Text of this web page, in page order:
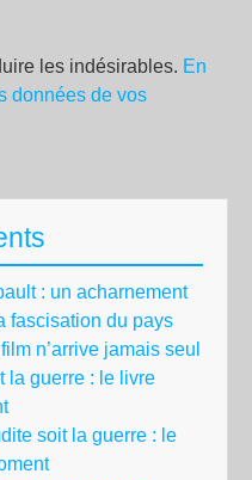
les indésirables. En
données de vos
: un acharnement
fascisation du pays
n’arrive jamais seul
la guerre : le livre
soit la guerre : le